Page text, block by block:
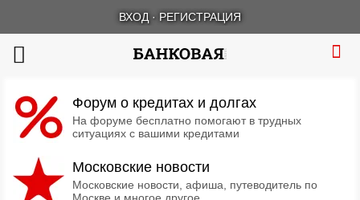
ВХОД · РЕГИСТРАЦИЯ
Форум о кредитах и долгах
На форуме бесплатно помогают в трудных
ситуациях с вашими кредитами
Московские новости
Московские новости, афиша, путеводитель по